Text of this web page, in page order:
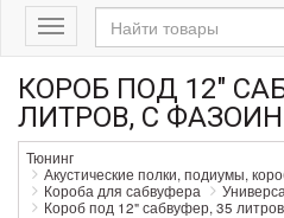
Меню
КОРОБ ПОД 12"
ЛИТРОВ, С
Тюнинг
Акустические полки, подиумы,
Короба для сабвуфера
Короб под 12" сабвуфер, 35